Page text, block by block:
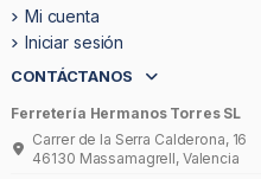
Mi cuenta
Iniciar sesión
CONTÁCTANOS
Ferretería Hermanos Torres SL
Carrer de la Serra Calderona, 16
46130 Massamagrell, Valencia